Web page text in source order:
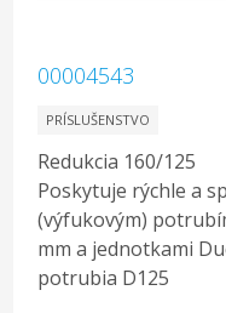
00004543
PRÍSLUŠENSTVO
Redukcia 160/125
Poskytuje rýchle a
(výfukovým)
mm a jednotkami
potrubia D125